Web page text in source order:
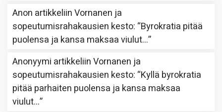
Anon artikkeliinVornanen ja
sopeutumisrahakausien kesto: “Byrokratia pitää
puolensa ja kansa maksaa viulut…”
Anonyymi artikkeliinVornanen ja
sopeutumisrahakausien kesto: “Kyllä byrokratia
pitää parhaiten puolensa ja kansa maksaa
viulut…”